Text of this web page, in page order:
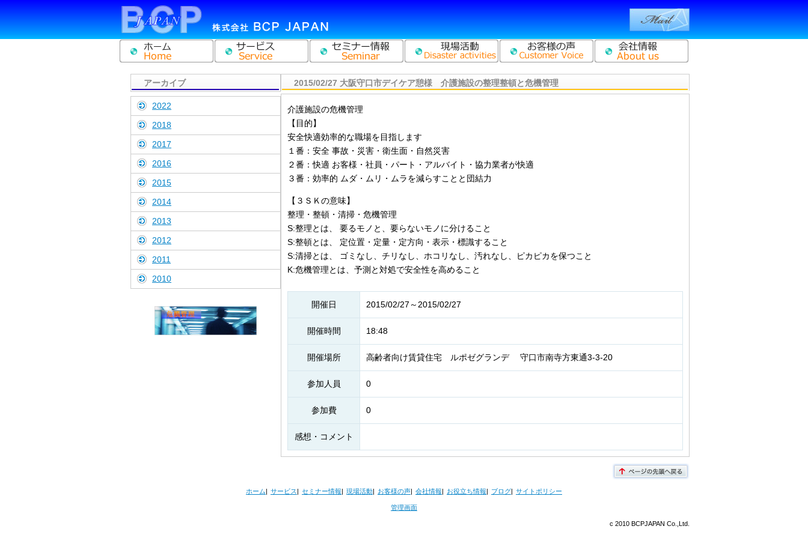
2015/02/27 大阪守口市デイケア憩様 介護施設の整理整頓と危機管理
介護施設の危機管理
【目的】
安全快適効率的な職場を目指します
１番：安全 事故・災害・衛生面・自然災害
２番：快適 お客様・社員・パート・アルバイト・協力業者が快適
３番：効率的 ムダ・ムリ・ムラを減らすことと団結力
【３ＳＫの意味】
整理・整頓・清掃・危機管理
S:整理とは、 要るモノと、要らないモノに分けること
S:整頓とは、 定位置・定量・定方向・表示・標識すること
S:清掃とは、 ゴミなし、チリなし、ホコリなし、汚れなし、ピカピカを保つこと
K:危機管理とは、予測と対処で安全性を高めること
開催日 2015/02/27～2015/02/27
開催時間 18:48
開催場所 高齢者向け賃貸住宅 ルポゼグランデ 守口市南寺方東通3-3-20
参加人員 0
参加費 0
感想・コメント
アーカイブ
2022
2018
2017
2016
2015
2014
2013
2012
2011
2010
ホーム サービス セミナー情報 現場活動 お客様の声 会社情報 お役立ち情報 ブログ サイトポリシー
管理画面
c 2010 BCPJAPAN Co.,Ltd.